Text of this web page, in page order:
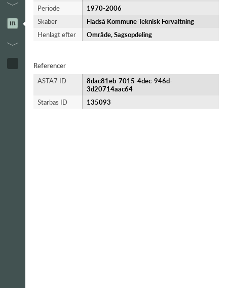
Periode
1970-​2006
Skaber
Fladså Kommune Teknisk Forvaltning
Henlagt efter
Område, Sagsopdeling
Referencer
ASTA7 ID
8dac81eb-7015-4dec-946d-
3d20714aac64
Starbas ID
135093